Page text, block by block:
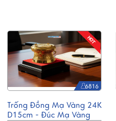
6816
Trống Đồng Mạ Vàng 24K
D15cm - Đúc Mạ Vàng